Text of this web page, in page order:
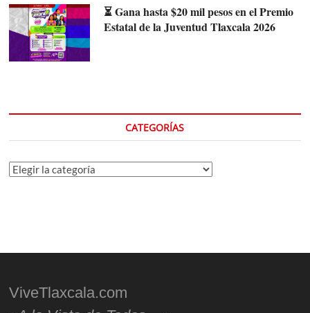
⏳ Gana hasta $20 mil pesos en el Premio
Estatal de la Juventud Tlaxcala 2026
CATEGORÍAS
Categorías
ViveTlaxcala.com